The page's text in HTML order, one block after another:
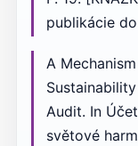
publikácie
A
Audit. In
světové